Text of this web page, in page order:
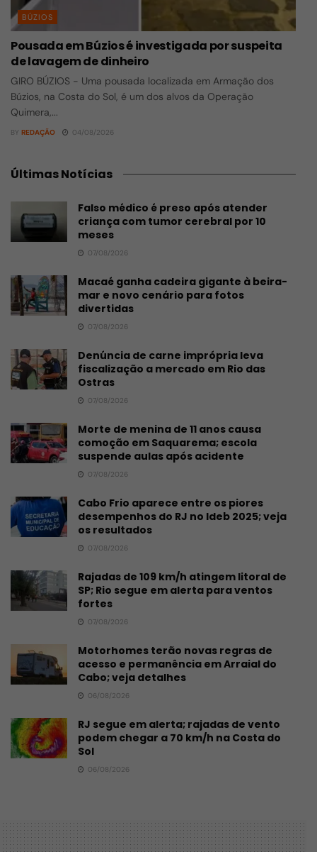
BÚZIOS
Pousada em Búzios é investigada por suspeita
de lavagem de dinheiro
GIRO BÚZIOS - Uma pousada localizada em Armação dos
Búzios, na Costa do Sol, é um dos alvos da Operação
Quimera,...
BY REDAÇÃO 04/08/2026
Últimas Notícias
Falso médico é preso após atender
criança com tumor cerebral por 10
meses
07/08/2026
Macaé ganha cadeira gigante à beira-
mar e novo cenário para fotos
divertidas
07/08/2026
Denúncia de carne imprópria leva
fiscalização a mercado em Rio das
Ostras
07/08/2026
Morte de menina de 11 anos causa
comoção em Saquarema; escola
suspende aulas após acidente
07/08/2026
Cabo Frio aparece entre os piores
desempenhos do RJ no Ideb 2025; veja
os resultados
07/08/2026
Rajadas de 109 km/h atingem litoral de
SP; Rio segue em alerta para ventos
fortes
07/08/2026
Motorhomes terão novas regras de
acesso e permanência em Arraial do
Cabo; veja detalhes
06/08/2026
RJ segue em alerta; rajadas de vento
podem chegar a 70 km/h na Costa do
Sol
06/08/2026